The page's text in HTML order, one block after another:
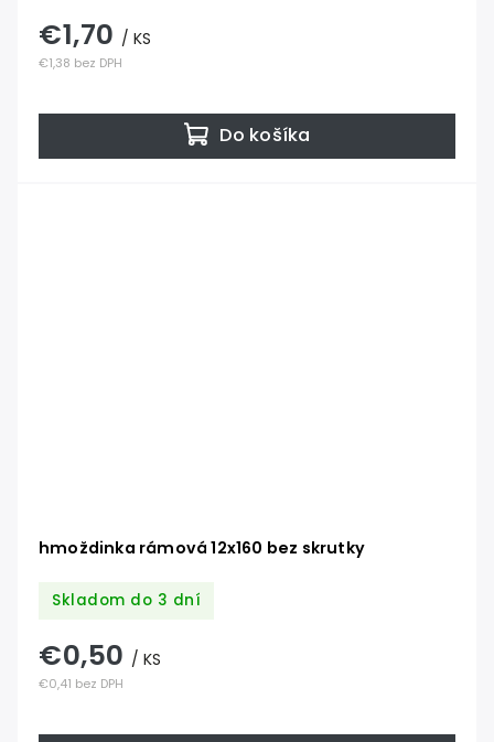
€1,38 bez DPH
€1,70 / KS
Do košíka
hmoždinka rámová 12x160 bez skrutky
Skladom do 3 dní
€0,41 bez DPH
€0,50 / KS